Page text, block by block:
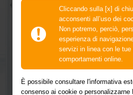
Cliccando sulla [x] di
acconsenti all’uso dei
Non potremo, perciò,
esperienza di
servizi in linea con le tue
comportamenti online.
È possibile consultare l'informativa
consenso ai cookie o personalizzarne
Formazione, digitalizzazione,
sono solo alcuni dei temi ai
risposta concreta nella gamma
Società appartenenti al Gruppo
per affrontare con slancio le
tuo spirito manageriale fin
progetto o della